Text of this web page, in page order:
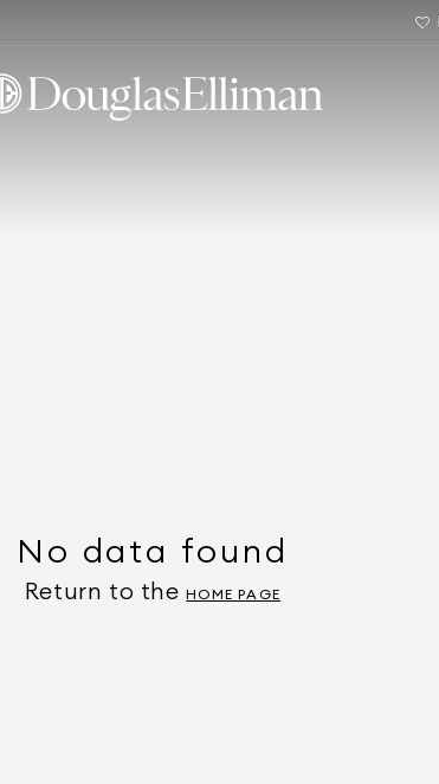
No data found
Return to the HOME PAGE